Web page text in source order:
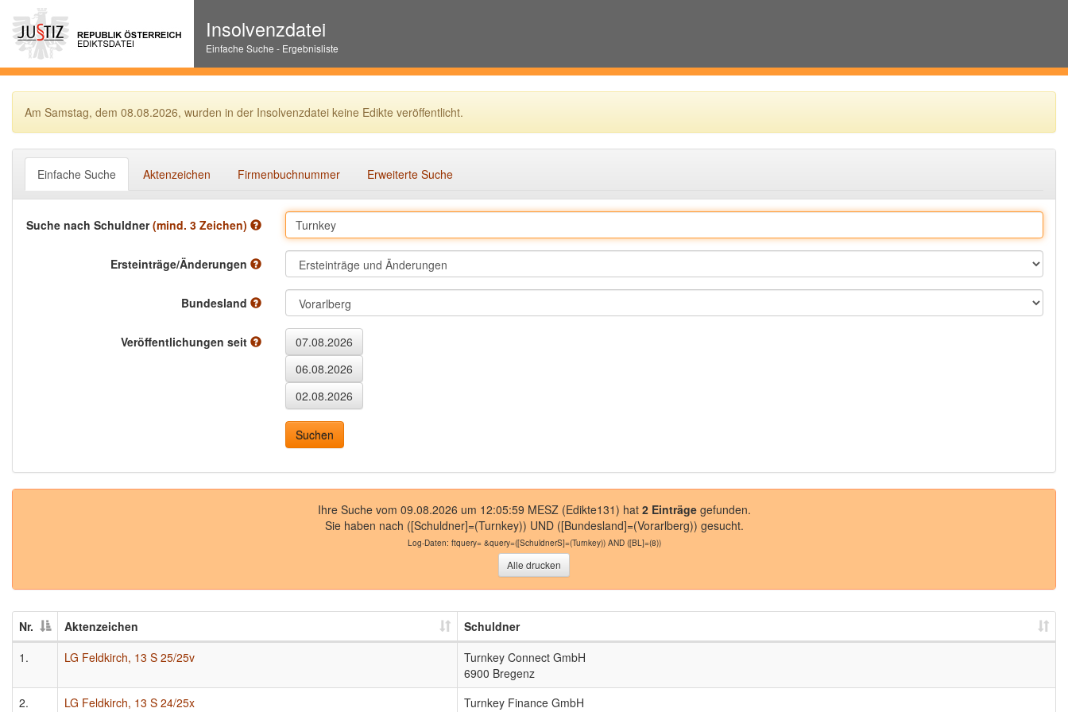
Insolvenzdatei
Einfache Suche - Ergebnisliste
Am Samstag, dem 08.08.2026, wurden in der Insolvenzdatei keine Edikte veröffentlicht.
Einfache Suche Aktenzeichen Firmenbuchnummer Erweiterte Suche
Suche nach Schuldner(mind. 3 Zeichen)
Ersteinträge/Änderungen
Bundesland
Veröffentlichungen seit
Ihre Suche vom 09.08.2026 um 12:05:59 MESZ (Edikte131) hat 2 Einträgegefunden.
Sie haben nach ([Schuldner]=(Turnkey)) UND ([Bundesland]=(Vorarlberg)) gesucht.
Log-Daten: ftquery= &query=([SchuldnerS]=(Turnkey)) AND ([BL]=(8))
Alle drucken
Nr. Aktenzeichen
Schuldner
1.
LG Feldkirch, 13 S 25/25v
Turnkey Connect GmbH
6900 Bregenz
2.
LG Feldkirch, 13 S 24/25x
Turnkey Finance GmbH